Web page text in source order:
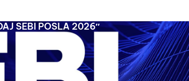
SEBI POSLA 2026″